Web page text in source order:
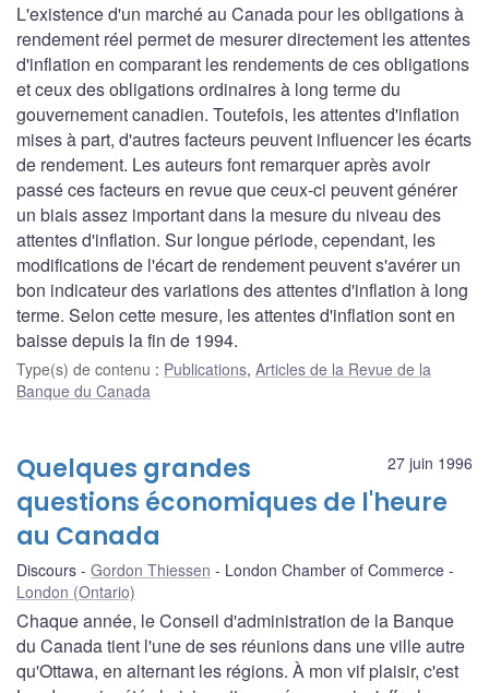
L'existence d'un marché au Canada pour les obligations à
rendement réel permet de mesurer directement les attentes
d'inflation en comparant les rendements de ces obligations
et ceux des obligations ordinaires à long terme du
gouvernement canadien. Toutefois, les attentes d'inflation
mises à part, d'autres facteurs peuvent influencer les écarts
de rendement. Les auteurs font remarquer après avoir
passé ces facteurs en revue que ceux-ci peuvent générer
un biais assez important dans la mesure du niveau des
attentes d'inflation. Sur longue période, cependant, les
modifications de l'écart de rendement peuvent s'avérer un
bon indicateur des variations des attentes d'inflation à long
terme. Selon cette mesure, les attentes d'inflation sont en
baisse depuis la fin de 1994.
Type(s) de contenu : Publications, Articles de la Revue de la
Banque du Canada
27 juin 1996
Quelques grandes
questions économiques de l'heure
au Canada
Discours Gordon Thiessen
London Chamber of Commerce
London (Ontario)
Chaque année, le Conseil d'administration de la Banque
du Canada tient l'une de ses réunions dans une ville autre
qu'Ottawa, en alternant les régions. À mon vif plaisir, c'est